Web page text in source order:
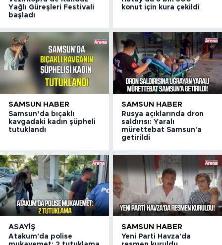
Yağlı Güreşleri Festivali
başladı
konut için kura çekildi
SAMSUN HABER
Samsun’da bıçaklı
kavgadaki kadın şüpheli
tutuklandı
SAMSUN HABER
Rusya açıklarında dron
saldırısı: Yaralı
mürettebat Samsun'a
getirildi
ASAYIŞ
Atakum'da polise
SAMSUN HABER
Yeni Parti Havza'da